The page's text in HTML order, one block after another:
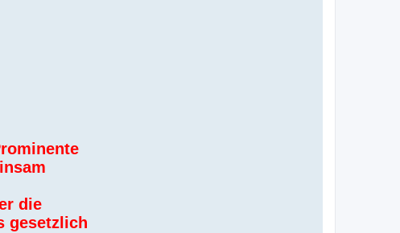
die
gesetzlich